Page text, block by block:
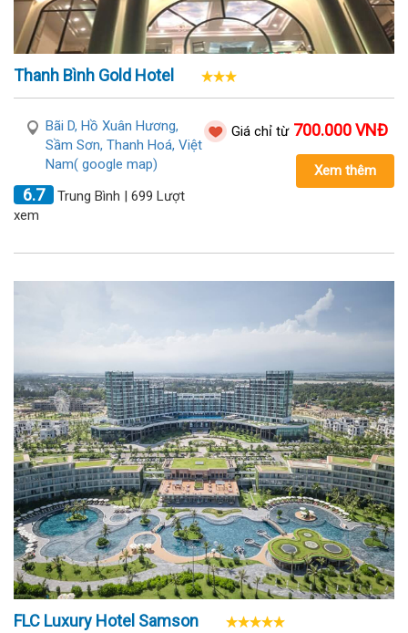
Thanh Bình Gold Hotel
Bãi D, Hồ Xuân Hương,
Sầm Sơn, Thanh Hoá, Việt
Nam( google map)
6.7
Trung Bình | 699 Lượt
xem
Giá chỉ từ 700.000 VNĐ
Xem thêm
FLC Luxury Hotel Samson